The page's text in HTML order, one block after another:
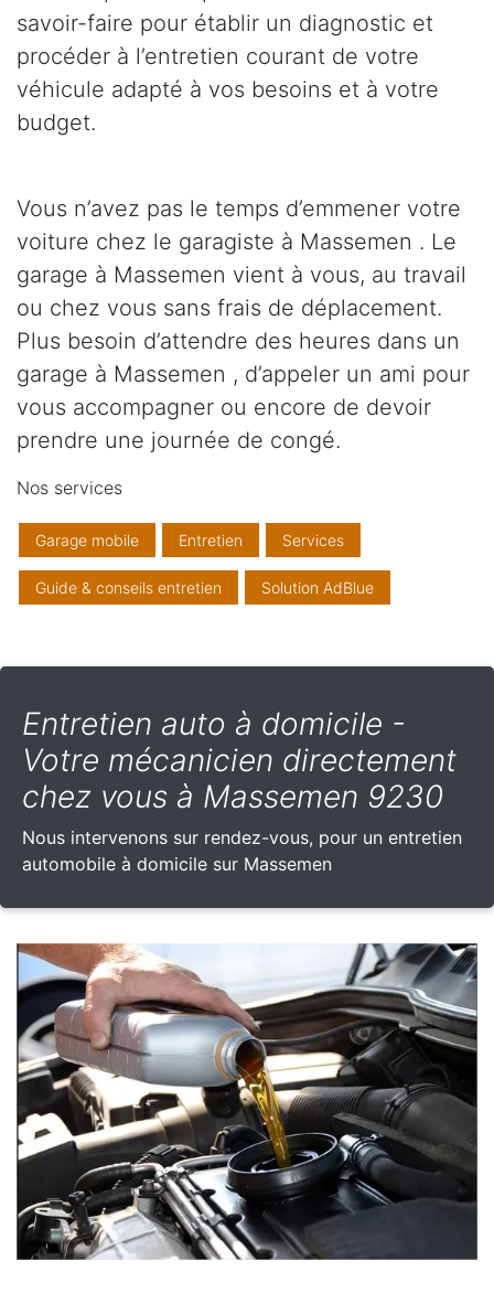
savoir-faire pour établir un diagnostic et
procéder à l’entretien courant de votre
véhicule adapté à vos besoins et à votre
budget.
Vous n’avez pas le temps d’emmener votre
voiture chez le garagiste à Massemen . Le
garage à Massemen vient à vous, au travail
ou chez vous sans frais de déplacement.
Plus besoin d’attendre des heures dans un
garage à Massemen , d’appeler un ami pour
vous accompagner ou encore de devoir
prendre une journée de congé.
Nos services
Garage mobile Entretien Services
Guide & conseils entretien Solution AdBlue
Entretien auto à domicile -
Votre mécanicien directement
chez vous à Massemen 9230
Nous intervenons sur rendez-vous, pour un entretien
automobile à domicile sur Massemen